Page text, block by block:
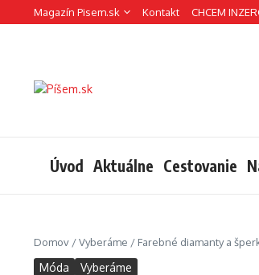
Preskočiť na obsah
Magazín Pisem.sk Kontakt CHCEM
Úvod Aktuálne Cestovanie
Domov /Vyberáme / Farebné diamanty a
Móda Vyberáme